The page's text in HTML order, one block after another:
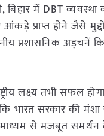
में DBT
प्राप्त होने जैसे
प्रशासनिक अड़चनें
लक्ष्य तभी सफल
भारत सरकार की
से मजबूत समर्थन